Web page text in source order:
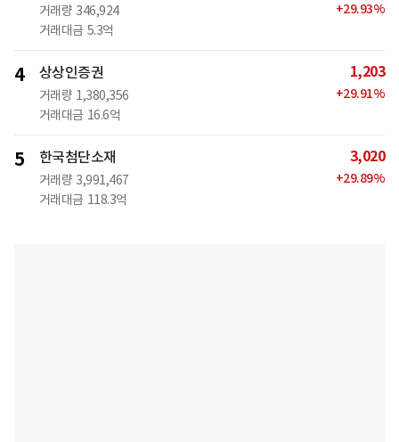
거래량 346,924
거래대금 5.3억
+29.93%
4 상상인증권
거래량 1,380,356
거래대금 16.6억
1,203
+29.91%
5 한국첨단소재
거래량 3,991,467
거래대금 118.3억
3,020
+29.89%